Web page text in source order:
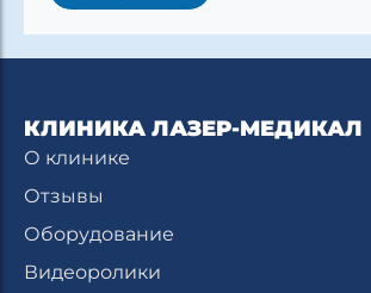
КЛИНИКА ЛАЗЕР-МЕДИКАЛ
О клинике
Отзывы
Оборудование
Видеоролики